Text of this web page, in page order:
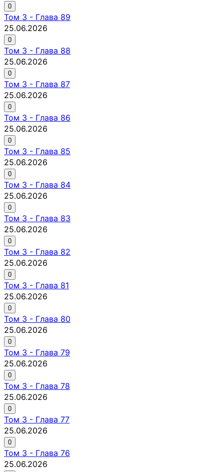
0
Том 3 - Глава 89
25.06.2026
0
Том 3 - Глава 88
25.06.2026
0
Том 3 - Глава 87
25.06.2026
0
Том 3 - Глава 86
25.06.2026
0
Том 3 - Глава 85
25.06.2026
0
Том 3 - Глава 84
25.06.2026
0
Том 3 - Глава 83
25.06.2026
0
Том 3 - Глава 82
25.06.2026
0
Том 3 - Глава 81
25.06.2026
0
Том 3 - Глава 80
25.06.2026
0
Том 3 - Глава 79
25.06.2026
0
Том 3 - Глава 78
25.06.2026
0
Том 3 - Глава 77
25.06.2026
0
Том 3 - Глава 76
25.06.2026